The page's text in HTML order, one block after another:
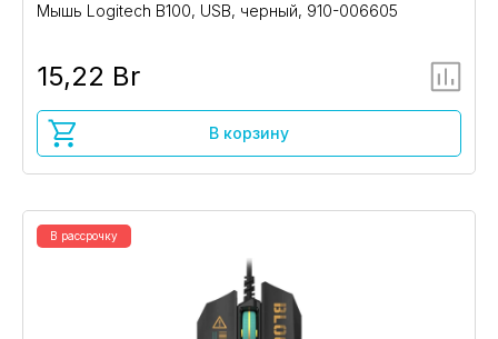
Мышь Logitech B100, USB, черный, 910-006605
15,22 Br
В корзину
В рассрочку